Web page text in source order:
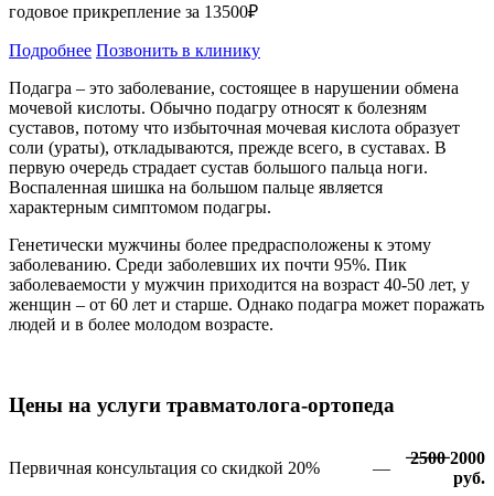
годовое прикрепление за 13500₽
Подробнее Позвонить в клинику
Подагра – это заболевание, состоящее в нарушении обмена
мочевой кислоты. Обычно подагру относят к болезням
суставов, потому что избыточная мочевая кислота образует
соли (ураты), откладываются, прежде всего, в суставах. В
первую очередь страдает сустав большого пальца ноги.
Воспаленная шишка на большом пальце является
характерным симптомом подагры.
Генетически мужчины более предрасположены к этому
заболеванию. Среди заболевших их почти 95%. Пик
заболеваемости у мужчин приходится на возраст 40-50 лет, у
женщин – от 60 лет и старше. Однако подагра может поражать
людей и в более молодом возрасте.
Цены на услуги травматолога-ортопеда
Первичная консультация со скидкой 20% —
̶2̶5̶0̶0̶ 2000
руб.